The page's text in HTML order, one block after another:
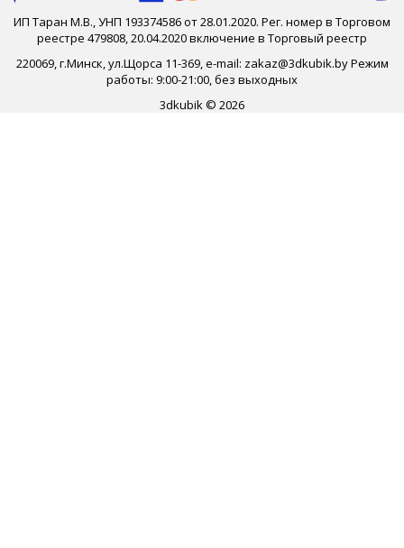
ИП Таран М.В., УНП 193374586 от 28.01.2020. Рег. номер в Торговом
реестре 479808, 20.04.2020 включение в Торговый реестр
220069, г.Минск, ул.Щорса 11-369, e-mail: zakaz@3dkubik.by Режим
работы: 9:00-21:00, без выходных
3dkubik © 2026